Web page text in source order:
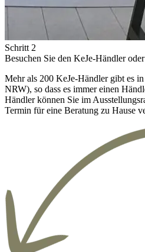
Schritt 2
Besuchen Sie den KeJe-Händler
Mehr als 200 KeJe-Händler gibt es
NRW), so dass es immer einen
Händler können Sie im
Termin für eine Beratung zu Hause